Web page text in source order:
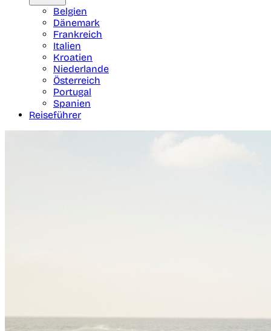
Belgien
Dänemark
Frankreich
Italien
Kroatien
Niederlande
Österreich
Portugal
Spanien
Reiseführer